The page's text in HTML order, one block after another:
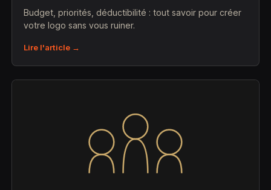
Budget, priorités, déductibilité : tout savoir pour créer
votre logo sans vous ruiner.
Lire l'article →